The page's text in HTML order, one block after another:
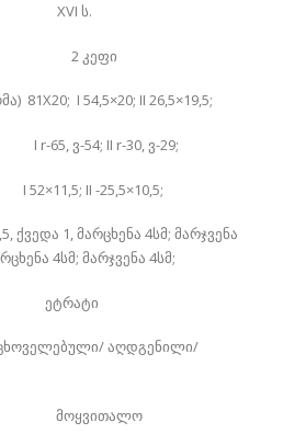
ს.
2 კეფი
81X20; I 54,5×20; II 26,5×19,5;
65, ვ-54; II r-30, ვ-29;
II -25,5×10,5;
1, მარცხენა 4სმ; მარჯვენა
4სმ; მარჯვენა 4სმ;
აღდგენილი/